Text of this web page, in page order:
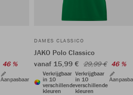
46 %
Aanpasbaar
DAMES CLASSICO
JAKO Polo Classico
vanaf 15,99 € 29,99 € 46 %
Verkrijgbaar
in 10
verschillende
kleuren
Verkrijgbaar
in 10
verschillende
kleuren